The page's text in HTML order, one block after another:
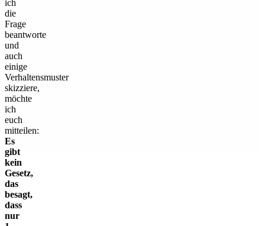
ich
die
Frage
beantworte
und
auch
einige
Verhaltensmuster
skizziere,
möchte
ich
euch
mitteilen:
Es
gibt
kein
Gesetz,
das
besagt,
dass
nur